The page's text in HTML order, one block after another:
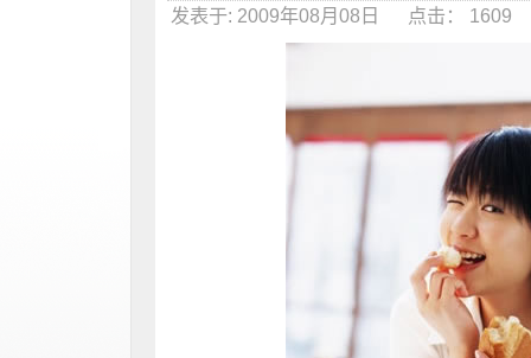
发表于: 2009年08月08日 点击： 1609